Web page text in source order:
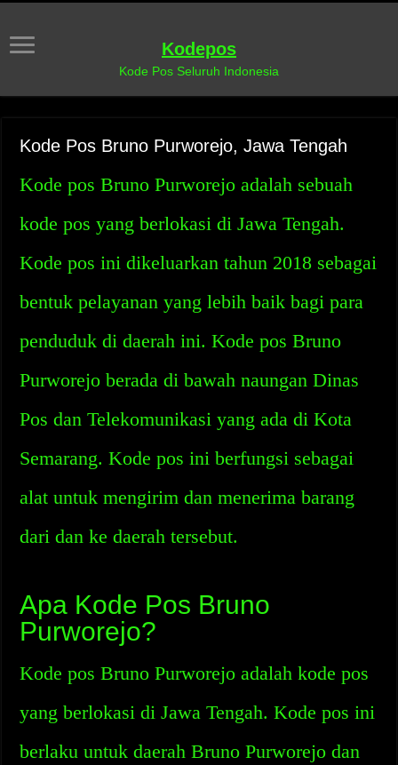
Kodepos
Kode Pos Seluruh Indonesia
Kode Pos Bruno Purworejo, Jawa Tengah
Kode pos Bruno Purworejo adalah sebuah
kode pos yang berlokasi di Jawa Tengah.
Kode pos ini dikeluarkan tahun 2018 sebagai
bentuk pelayanan yang lebih baik bagi para
penduduk di daerah ini. Kode pos Bruno
Purworejo berada di bawah naungan Dinas
Pos dan Telekomunikasi yang ada di Kota
Semarang. Kode pos ini berfungsi sebagai
alat untuk mengirim dan menerima barang
dari dan ke daerah tersebut.
Apa Kode Pos Bruno
Purworejo?
Kode pos Bruno Purworejo adalah kode pos
yang berlokasi di Jawa Tengah. Kode pos ini
berlaku untuk daerah Bruno Purworejo dan